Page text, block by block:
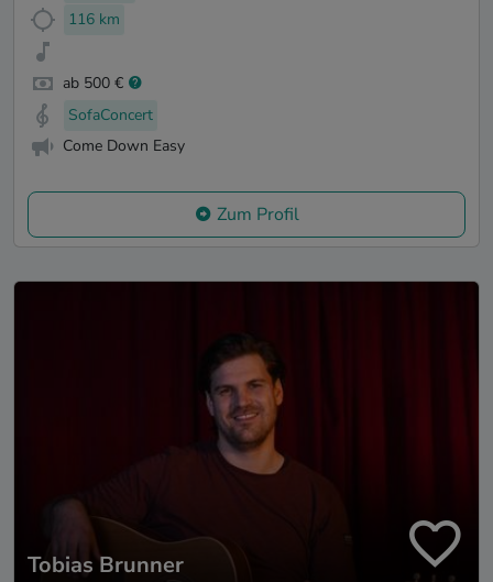
116 km
ab 500 €
SofaConcert
Come Down Easy
Zum Profil
Tobias Brunner